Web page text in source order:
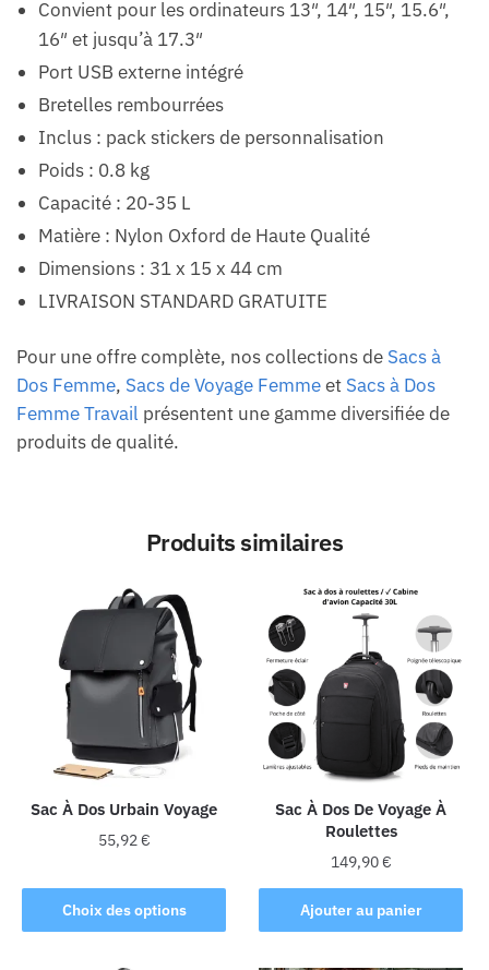
Convient pour les ordinateurs 13″, 14″, 15″, 15.6″,
16″ et jusqu’à 17.3″
Port USB externe intégré
Bretelles rembourrées
Inclus : pack stickers de personnalisation
Poids : 0.8 kg
Capacité : 20-35 L
Matière : Nylon Oxford de Haute Qualité
Dimensions : 31 x 15 x 44 cm
LIVRAISON STANDARD GRATUITE
Pour une offre complète, nos collections de Sacs à
Dos Femme, Sacs de Voyage Femmeet Sacs à Dos
Femme Travail présentent une gamme diversifiée de
produits de qualité.
Produits similaires
Sac À Dos Urbain Voyage
55,92€
Choix des options
produit
a
Sac À Dos De Voyage À
Roulettes
149,90€
Ajouter au panier